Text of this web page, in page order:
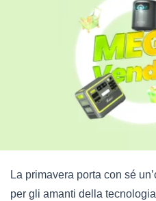
La primavera porta con sé
per gli amanti della